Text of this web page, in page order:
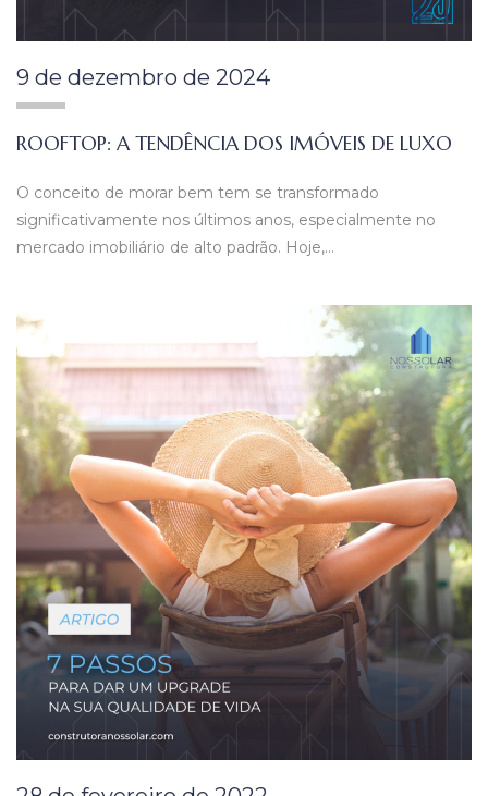
9 de dezembro de 2024
ROOFTOP: A TENDÊNCIA DOS IMÓVEIS DE LUXO
O conceito de morar bem tem se transformado
significativamente nos últimos anos, especialmente no
mercado imobiliário de alto padrão. Hoje,…